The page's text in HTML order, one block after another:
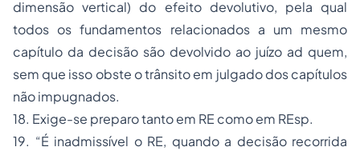
dimensãovertical) do efeito devolutivo, pela qual
todos osfundamentos relacionados a um mesmo
capítulo da decisão são devolvido ao juízo ad quem,
sem que isso obste o trânsito em julgado doscapítulos
não impugnados.
18. Exige-se preparo tanto em RE como em REsp.
19. “É inadmissível o RE, quando a decisão recorrida